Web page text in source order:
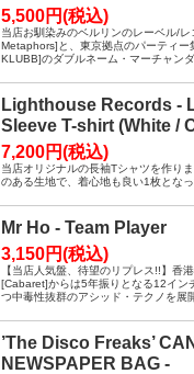
5,500円(税込)
当店お馴染みのベルリンのレーベル/
Metaphors]と、東京拠点のパーティー
KLUBB]のダブルネーム・マーチャンダ
Lighthouse Records -
Sleeve T-shirt (White /
7,200円(税込)
当店オリジナルの長袖Tシャツを作り
のある生地で、着心地も良い1枚となっ
Mr Ho - Team Player
3,150円(税込)
【当店人気盤、待望のリプレス!!】香
[Cabaret]からは5年振りとなる12イン
つ中毒性抜群のアシッド・テクノを展
’The Disco Freaks’
NEWSPAPER BAG -